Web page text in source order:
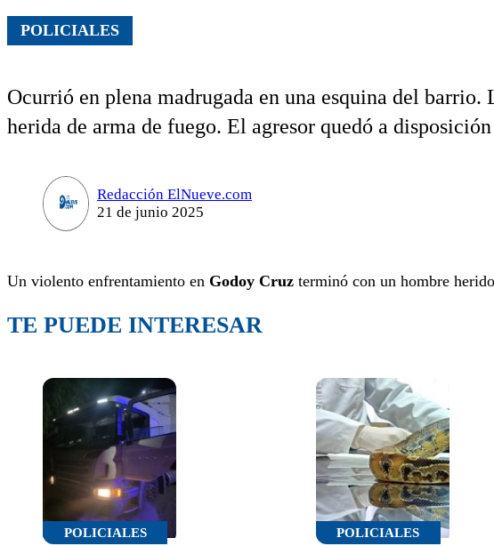
POLICIALES
Ocurrió en plena madrugada en una esquina del
herida de arma de fuego. El agresor quedó a
Redacción ElNueve.com
21 de junio 2025
Un violento enfrentamiento en Godoy Cruz terminó con un hombre
TE PUEDE INTERESAR
POLICIALES POLICIALES